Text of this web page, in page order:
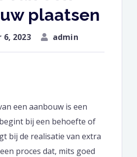
plaatsen
2023 admin
een aanbouw is een
bij een behoefte of
bij de realisatie van extra
proces dat, mits goed